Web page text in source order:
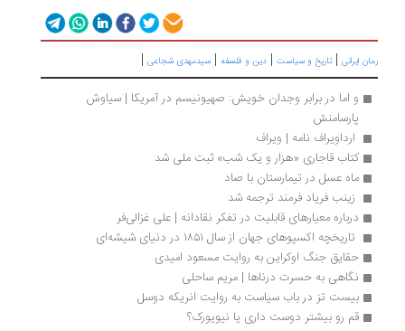
ایرانی|تاریخ و سیاست|دین و فلسفه| سیدمهدی شجاعی|
و اما در برابر وجدان خویش: صهیونیسم در آمریکا | سیاوش
پارسامنش
ارداویراف ‌نامه | ویراف
کتاب قاجاری «هزار و یک شب» ثبت ملی شد
ماه عسل در تیمارستان با صاد
زینب فریاد فرمند ترجمه شد
درباره معیارهای قابلیت در تفکر نقادانه | علی غزالی‌فر
تاریخچه اکسپوهای جهان از سال ۱۸۵۱ در دنیای شیشه‌ای
حقایق جنگ اوکراین به روایت مسعود امیدی
نگاهی به حسرت درناها | مریم ساحلی
بیست تز در باب سیاست به روایت انریکه دوسل
قم رو بیشتر دوست داری یا نیویورک؟